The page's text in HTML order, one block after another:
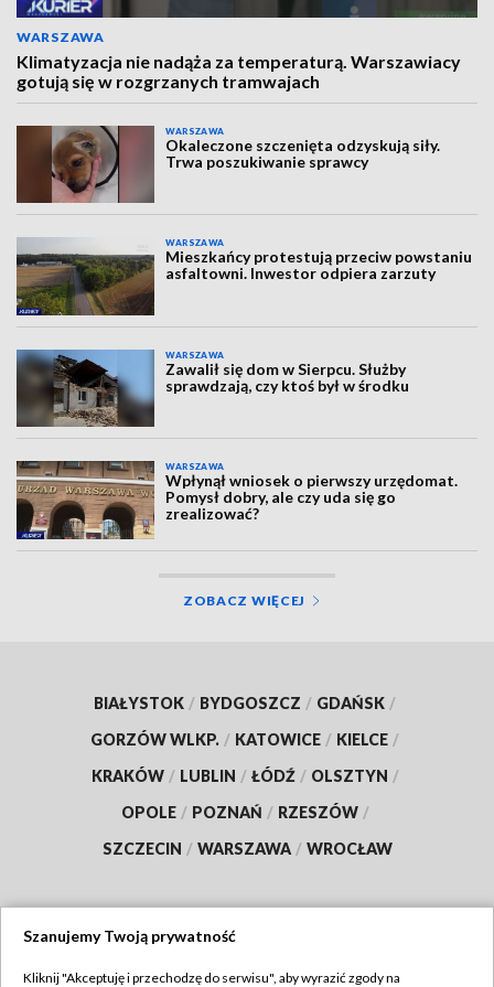
WARSZAWA
Klimatyzacja nie nadąża za temperaturą. Warszawiacy
gotują się w rozgrzanych tramwajach
WARSZAWA
Okaleczone szczenięta odzyskują siły.
Trwa poszukiwanie sprawcy
WARSZAWA
Mieszkańcy protestują przeciw powstaniu
asfaltowni. Inwestor odpiera zarzuty
WARSZAWA
Zawalił się dom w Sierpcu. Służby
sprawdzają, czy ktoś był w środku
WARSZAWA
Wpłynął wniosek o pierwszy urzędomat.
Pomysł dobry, ale czy uda się go
zrealizować?
ZOBACZ WIĘCEJ
BIAŁYSTOK / BYDGOSZCZ / GDAŃSK /
GORZÓW WLKP. / KATOWICE / KIELCE /
KRAKÓW / LUBLIN / ŁÓDŹ / OLSZTYN /
OPOLE / POZNAŃ / RZESZÓW /
SZCZECIN / WARSZAWA / WROCŁAW
Szanujemy Twoją prywatność
Kliknij "Akceptuję i przechodzę do serwisu", aby wyrazić zgody na